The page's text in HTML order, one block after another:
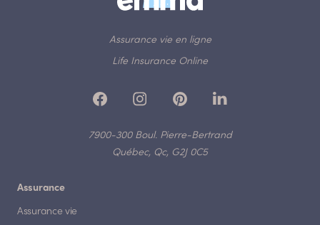
Assurance vie en ligne
Life Insurance Online
7900-300 Boul. Pierre-Bertrand
Québec, Qc, G2J 0C5
Assurance
Assurance vie